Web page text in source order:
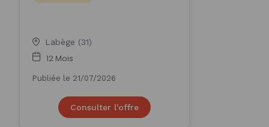
Labège (31)
12 Mois
Publiée le 21/07/2026
Consulter l'offre